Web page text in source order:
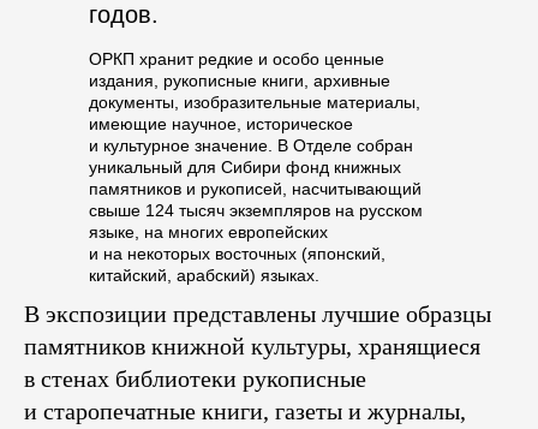
ОРКП хранит редкие и особо ценные
издания, рукописные книги, архивные
документы, изобразительные материалы,
имеющие научное, историческое
и культурное значение. В Отделе собран
уникальный для Сибири фонд книжных
памятников и рукописей, насчитывающий
свыше 124 тысяч экземпляров на русском
языке, на многих европейских
и на некоторых восточных (японский,
китайский, арабский) языках.
годов.
В экспозиции представлены лучшие образцы
памятников книжной культуры, хранящиеся
в стенах библиотеки рукописные
и старопечатные книги, газеты и журналы,